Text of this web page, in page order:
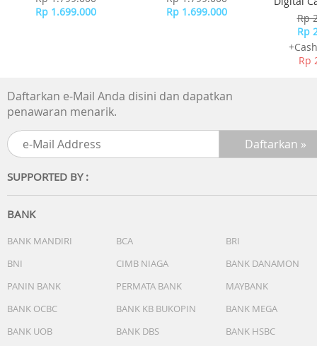
Rp 1.699.000
Rp 1.699.000
Rp
Rp
Rp
Daftarkan e-Mail Anda disini dan dapatkan
penawaran menarik.
SUPPORTED BY :
BANK
BANK MANDIRI BCA
BRI
BNI
CIMB NIAGA
BANK DANAMON
PANIN BANK
PERMATA BANK
MAYBANK
BANK OCBC
BANK KB BUKOPIN
BANK MEGA
BANK UOB
BANK DBS
BANK HSBC